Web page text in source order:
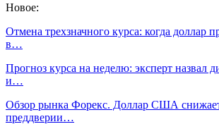
Новое:
Отмена трехзначного курса: когда доллар
в…
Прогноз курса на неделю: эксперт назвал
и…
Обзор рынка Форекс. Доллар США
преддверии…